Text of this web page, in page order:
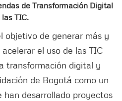
de Transformación Digital
TIC.
objetivo de generar más y
el uso de las TIC
transformación digital y
de Bogotá como un
desarrollado proyectos